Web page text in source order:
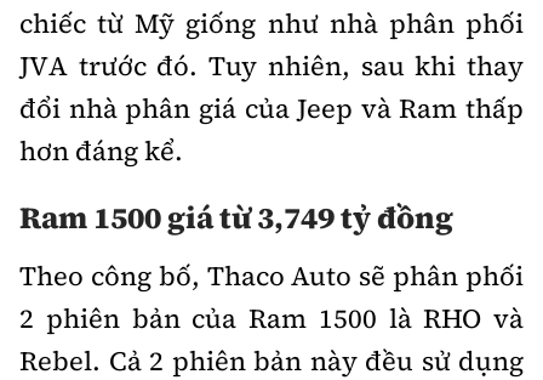
Tư vấn
Cơ quan chủ quản: Bộ Xây dựng
Nguyễn Thị Hồng Nga
Trưởng ban Ô tô - Xe máy:Nguyễn Tiến Mạnh
Giấy phép số: 03/GP-BC, cấp ngày 22/4/2025
Chuyên trang của Báo Xây dựng
chiếc từ Mỹ giống như nhà phân phối
JVA trước đó. Tuy nhiên, sau khi thay
đổi nhà phân giá của Jeep và Ram thấp
hơn đáng kể.
Ram 1500 giá từ 3,749 tỷ đồng
Theo công bố, Thaco Auto sẽ phân phối
2 phiên bản của Ram 1500 là RHO và
Rebel. Cả 2 phiên bản này đều sử dụng